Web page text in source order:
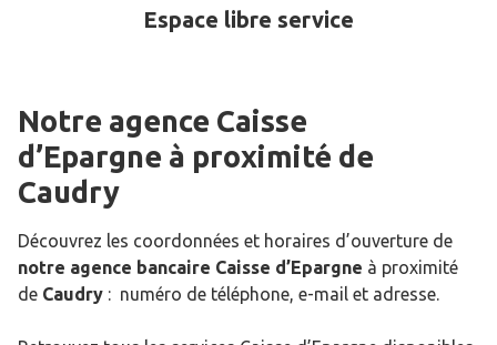
Espace libre service
Notre agence Caisse
d’Epargne à proximité de
Caudry
Découvrez les coordonnées et horaires d’ouverture de
notre agence bancaire Caisse d’Epargne à proximité
de Caudry : numéro de téléphone, e-mail et adresse.